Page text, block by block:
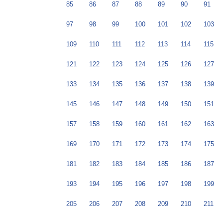
85 86 87 88 89 90 91
97 98 99 100 101 102 103
109 110 111 112 113 114 115
121 122 123 124 125 126 127
133 134 135 136 137 138 139
145 146 147 148 149 150 151
157 158 159 160 161 162 163
169 170 171 172 173 174 175
181 182 183 184 185 186 187
193 194 195 196 197 198 199
205 206 207 208 209 210 211